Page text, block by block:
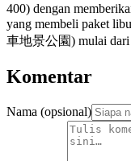
400) dengan
yang membeli paket
車地景公園) mulai dari
Komentar
Nama (opsional)